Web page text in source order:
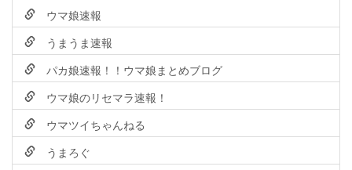
ウマ娘速報
うまうま速報
パカ娘速報！！ウマ娘まとめブログ
ウマ娘のリセマラ速報！
ウマツイちゃんねる
うまろぐ